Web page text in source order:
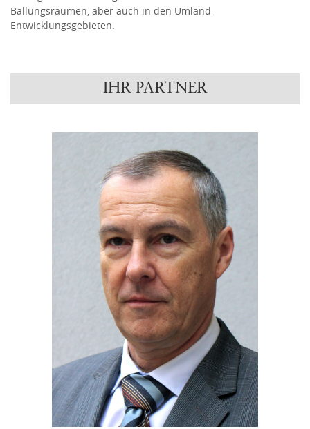
Ballungsräumen, aber auch in den Umland-
Entwicklungsgebieten.
IHR PARTNER